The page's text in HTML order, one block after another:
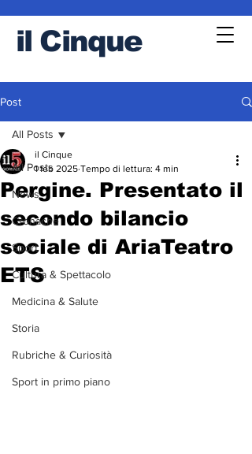
il Cinque
Post
All Posts
News
Cronache
Sport
Cultura & Spettacolo
Medicina & Salute
Storia
Rubriche & Curiosità
Sport in primo piano
All Posts
Pergine. Presentato il
secondo bilancio
sociale di AriaTeatro
ETS
il Cinque
1 feb 2025 Tempo di lettura: 4 min